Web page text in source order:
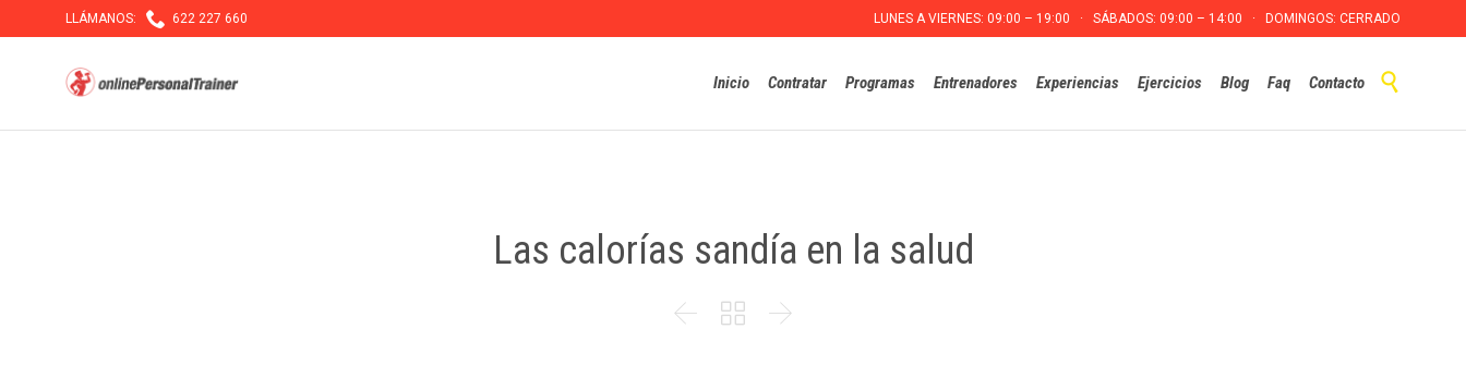
LLÁMANOS:  622 227 660 LUNES A VIERNES: 09:00 – 19:00 · SÁBADOS: 09:00 – 14:00 · DOMINGOS: CERRADO
to
Inicio Contratar Programas Entrenadores Experiencias Ejercicios Blog Faq Contacto 
Las calorías sandía en la salud
  